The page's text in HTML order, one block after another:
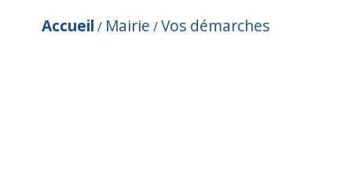
Accueil / Mairie /Vos démarches